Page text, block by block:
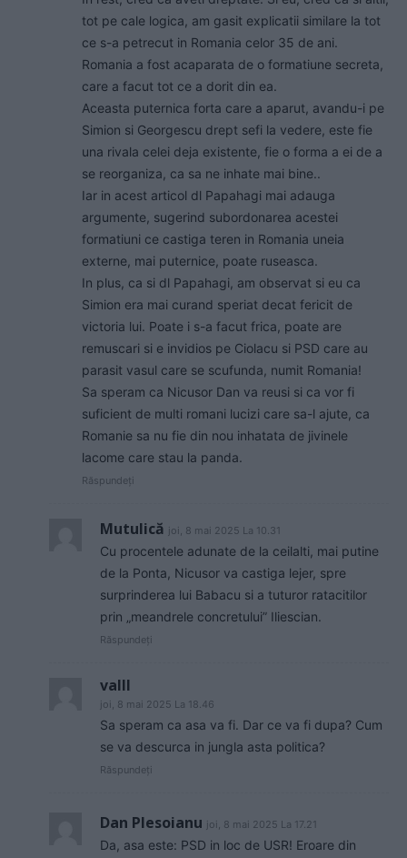
tot pe cale logica, am gasit explicatii similare la tot
ce s-a petrecut in Romania celor 35 de ani.
Romania a fost acaparata de o formatiune secreta,
care a facut tot ce a dorit din ea.
Aceasta puternica forta care a aparut, avandu-i pe
Simion si Georgescu drept sefi la vedere, este fie
una rivala celei deja existente, fie o forma a ei de a
se reorganiza, ca sa ne inhate mai bine..
Iar in acest articol dl Papahagi mai adauga
argumente, sugerind subordonarea acestei
formatiuni ce castiga teren in Romania uneia
externe, mai puternice, poate ruseasca.
In plus, ca si dl Papahagi, am observat si eu ca
Simion era mai curand speriat decat fericit de
victoria lui. Poate i s-a facut frica, poate are
remuscari si e invidios pe Ciolacu si PSD care au
parasit vasul care se scufunda, numit Romania!
Sa speram ca Nicusor Dan va reusi si ca vor fi
suficient de multi romani lucizi care sa-l ajute, ca
Romanie sa nu fie din nou inhatata de jivinele
lacome care stau la panda.
Răspundeți
Mutulică joi, 8 mai 2025 La 10.31
Cu procentele adunate de la ceilalti, mai putine
de la Ponta, Nicusor va castiga lejer, spre
surprinderea lui Babacu si a tuturor ratacitilor
prin „meandrele concretului” Iliescian.
Răspundeți
valll
joi, 8 mai 2025 La 18.46
Sa speram ca asa va fi. Dar ce va fi dupa? Cum
se va descurca in jungla asta politica?
Răspundeți
Dan Plesoianu joi, 8 mai 2025 La 17.21
Da, asa este: PSD in loc de USR! Eroare din